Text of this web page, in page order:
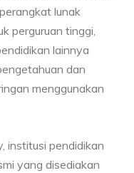
lunak
perguruan tinggi,
lainnya
dan
menggunakan
institusi pendidikan
yang disediakan